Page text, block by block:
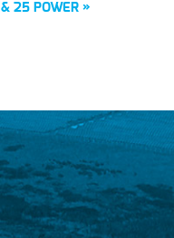
25 POWER »